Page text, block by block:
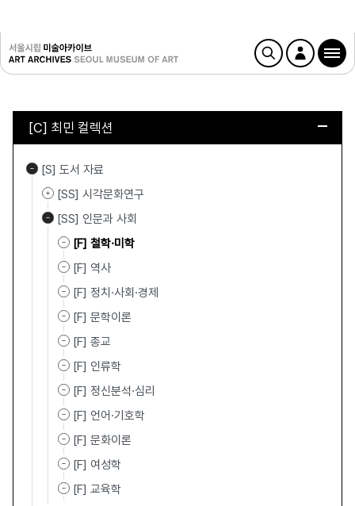
[C] 최민 컬렉션
[S] 도서 자료
[SS] 시각문화연구
[SS] 인문과 사회
[F] 철학·미학
[F] 역사
[F] 정치·사회·경제
[F] 문학이론
[F] 종교
[F] 인류학
[F] 정신분석·심리
[F] 언어·기호학
[F] 문화이론
[F] 여성학
[F] 교육학